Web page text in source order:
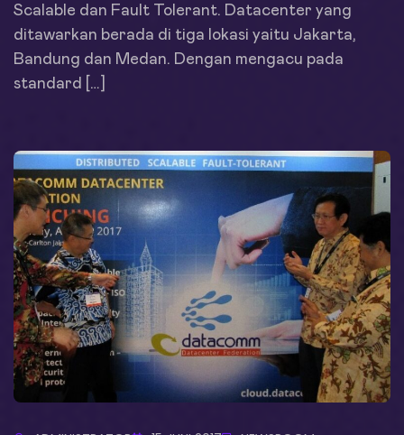
Scalable dan Fault Tolerant. Datacenter yang
ditawarkan berada di tiga lokasi yaitu Jakarta,
Bandung dan Medan. Dengan mengacu pada
standard […]